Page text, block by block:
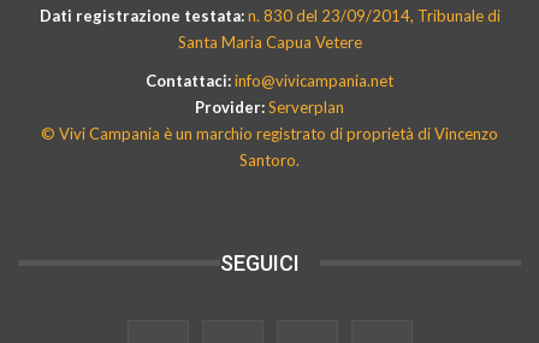
Dati registrazione testata:n. 830 del 23/09/2014, Tribunale di
Santa Maria Capua Vetere
Contattaci:info@vivicampania.net
Provider:Serverplan
© Vivi Campania è un marchio registrato di proprietà di Vincenzo
Santoro.
SEGUICI